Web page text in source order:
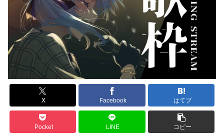
X Facebook はてブ
Pocket LINE コピー